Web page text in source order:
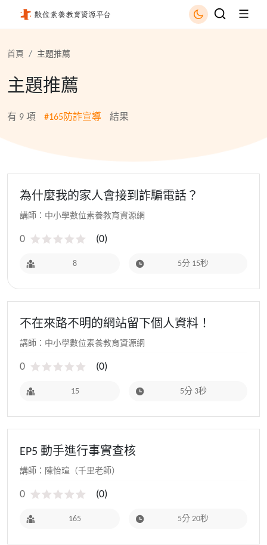
首頁 主題推薦
主題推薦
有 9 項 #165防詐宣導 結果
為什麼我的家人會接到詐騙電話？
講師：中小學數位素養教育資源網
0 (0)
8 5分 15秒
不在來路不明的網站留下個人資料！
講師：中小學數位素養教育資源網
0 (0)
15 5分 3秒
EP5 動手進行事實查核
講師：陳怡瑄（千里老師）
0 (0)
165 5分 20秒